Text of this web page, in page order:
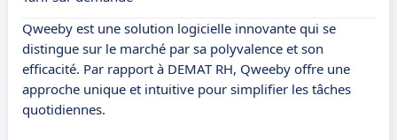
Qweeby est une solution logicielle innovante qui se
distingue sur le marché par sa polyvalence et son
efficacité. Par rapport à DEMAT RH, Qweeby offre une
approche unique et intuitive pour simplifier les tâches
quotidiennes.